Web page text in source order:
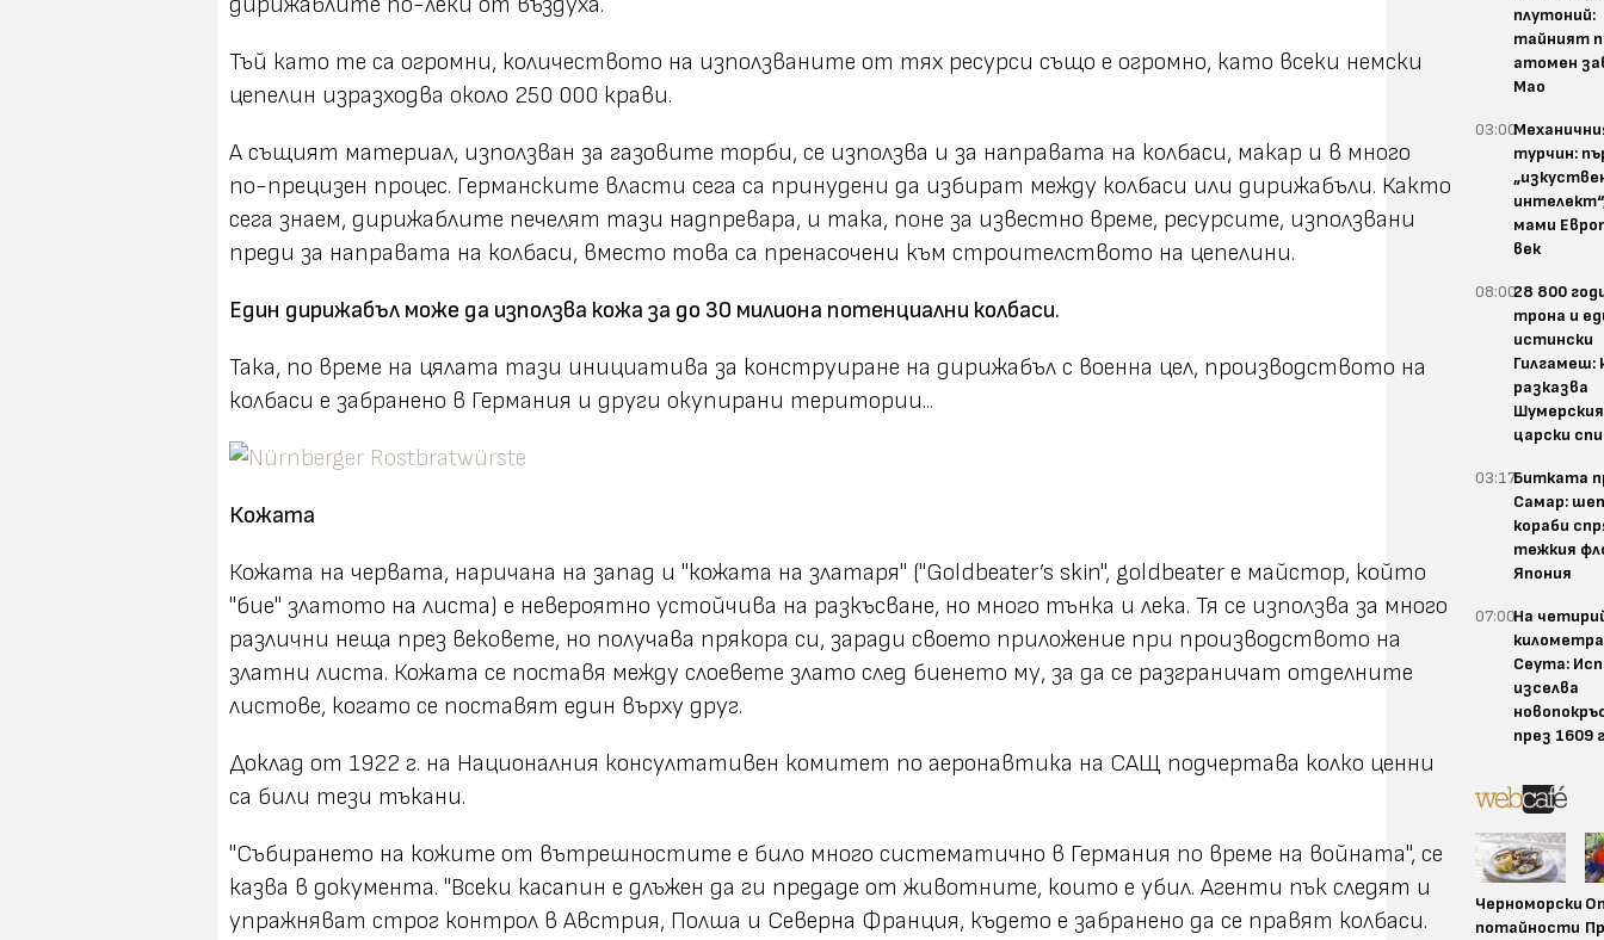
Тъй като те са огромни, количеството на използваните от тях ресурси също е огромно, като всеки немски
цепелин изразходва около 250 000 крави.
А същият материал, използван за газовите торби, се използва и за направата на колбаси, макар и в много
по-прецизен процес. Германските власти сега са принудени да избират между колбаси или дирижабъли. Както
сега знаем, дирижаблите печелят тази надпревара, и така, поне за известно време, ресурсите, използвани
преди за направата на колбаси, вместо това са пренасочени към строителството на цепелини.
Един дирижабъл може да използва кожа за до 30 милиона потенциални колбаси.
Така, по време на цялата тази инициатива за конструиране на дирижабъл с военна цел, производството на
колбаси е забранено в Германия и други окупирани територии...
Кожата
Кожата на червата, наричана на запад и "кожата на златаря" ("Goldbeater’s skin", goldbeater е майстор, който
"бие" златото на листа) е невероятно устойчива на разкъсване, но много тънка и лека. Тя се използва за много
различни неща през вековете, но получава прякора си, заради своето приложение при производството на
златни листа. Кожата се поставя между слоевете злато след биенето му, за да се разграничат отделните
листове, когато се поставят един върху друг.
Доклад от 1922 г. на Националния консултативен комитет по аеронавтика на САЩ подчертава колко ценни
са били тези тъкани.
"Събирането на кожите от вътрешностите е било много систематично в Германия по време на войната", се
казва в документа. "Всеки касапин е длъжен да ги предаде от животните, които е убил. Агенти пък следят и
упражняват строг контрол в Австрия, Полша и Северна Франция, където е забранено да се правят колбаси.
плутоний:
тайният
атомен
Мао
03:00
турчин:
мами
век
08:0028 800
трона и
истински
Гилгамеш:
разказва
царски
03:17Битката
Самар:
кораби
тежкия
Япония
07:00На
Сеута:
изселва
през 1609
Черноморски
потайности